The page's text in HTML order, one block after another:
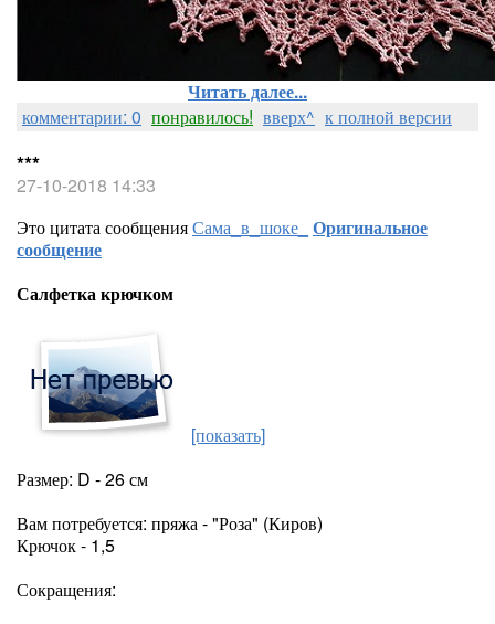
Читать далее...
комментарии: 0 понравилось! вверх^ к полной версии
***
27-10-2018 14:33
Это цитата сообщенияСама_в_шоке_ Оригинальное
сообщение
Салфетка крючком
[показать]
Размер: D - 26 см
Вам потребуется: пряжа - "Роза" (Киров)
Крючок - 1,5
Сокращения: